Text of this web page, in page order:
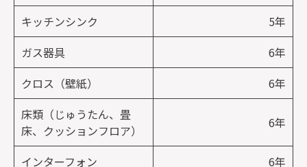
キッチンシンク
5年
ガス器具
6年
クロス（壁紙）
6年
床類（じゅうたん、畳
床、クッションフロア）
6年
インターフォン 6年